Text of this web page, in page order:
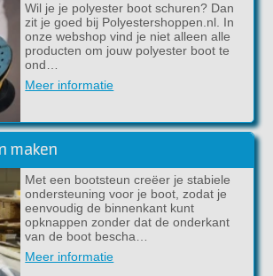
Wil je je polyester boot schuren? Dan
zit je goed bij Polyestershoppen.nl. In
onze webshop vind je niet alleen alle
producten om jouw polyester boot te
ond…
Meer informatie
maken
Met een bootsteun creëer je stabiele
ondersteuning voor je boot, zodat je
eenvoudig de binnenkant kunt
opknappen zonder dat de onderkant
van de boot bescha…
Meer informatie